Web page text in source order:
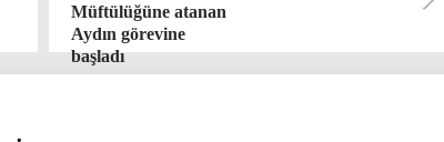
Müftülüğüne atanan
Aydın görevine
başladı